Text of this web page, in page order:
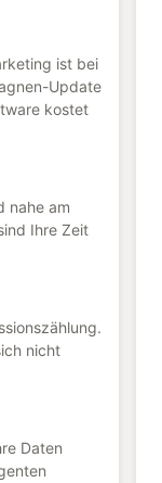
ist bei
Update
kostet
nahe am
Ihre Zeit
nicht
Daten